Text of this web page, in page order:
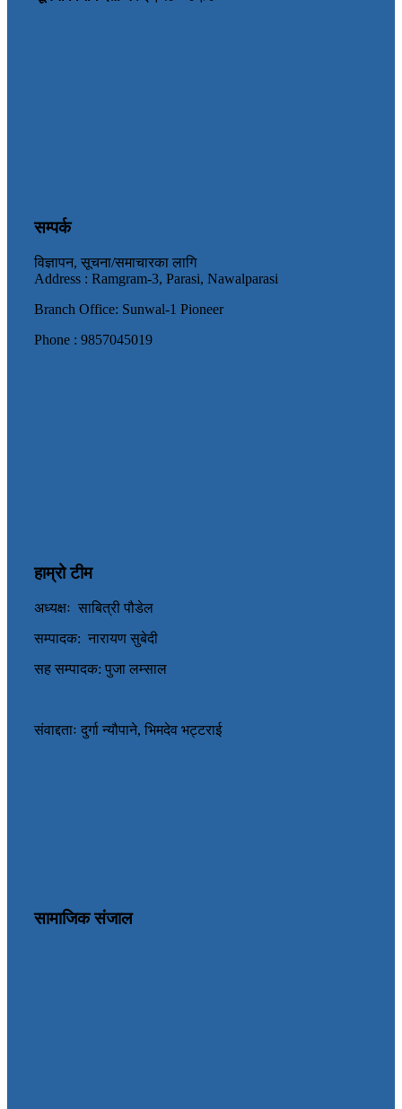
सम्पर्क
विज्ञापन, सूचना/समाचारका लागि
Address : Ramgram-3, Parasi, Nawalparasi
Branch Office: Sunwal-1 Pioneer
Phone : 9857045019
हाम्रो टीम
अध्यक्षः साबित्री पौडेल
सम्पादक: नारायण सुबेदी
सह सम्पादक: पुजा लम्साल
संवाद्दताः दुर्गा न्यौपाने, भिमदेव भट्टराई
सामाजिक संजाल